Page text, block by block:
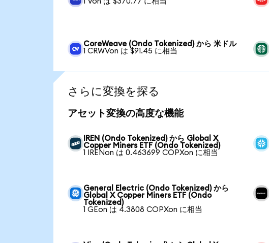
CoreWeave (Ondo Tokenized) から 米ドル
1 CRWVon は $91.45 に相当
さらに変換を探る
アセット変換の高度な機能
IREN (Ondo Tokenized) から Global X
Copper Miners ETF (Ondo Tokenized)
1 IRENon は 0.463699 COPXon に相当
General Electric (Ondo Tokenized) から
Global X Copper Miners ETF (Ondo
Tokenized)
1 GEon は 4.3808 COPXon に相当